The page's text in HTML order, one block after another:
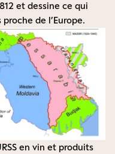
et dessine ce qui
de l’Europe.
en vin et produits